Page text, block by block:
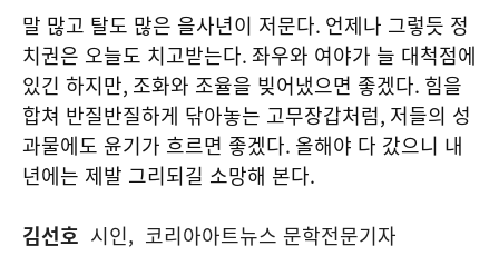
말 많고 탈도 많은 을사년이 저문다. 언제나 그렇듯 정
치권은 오늘도 치고받는다.좌우와 여야가 늘 대척점에
있긴 하지만, 조화와 조율을 빚어냈으면 좋겠다. 힘을
합쳐 반질반질하게 닦아놓는 고무장갑처럼, 저들의 성
과물에도 윤기가 흐르면 좋겠다. 올해야 다 갔으니 내
년에는 제발 그리되길 소망해 본다.
김선호 시인, 코리아아트뉴스 문학전문기자